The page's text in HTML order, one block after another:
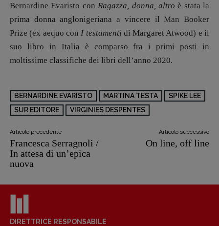
Bernardine Evaristo conRagazza, donna, altro è stata la
prima donna anglonigeriana a vincere il Man Booker
Prize (ex aequo conI testamenti di Margaret Atwood) e il
suo libro in Italia è comparso fra i primi posti in
moltissime classifiche dei libri dell’anno 2020.
BERNARDINE EVARISTO MARTINA TESTA
SPIKE LEE
SUR EDITORE
VIRGINIES DESPENTES
Articolo precedente
Francesca Serragnoli /
In attesa di un’epica
nuova
Articolo successivo
On line, off line
DIRETTRICE RESPONSABILE